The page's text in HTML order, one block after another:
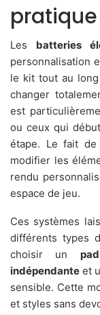
Les batteries
personnalisation
le kit tout au
changer
est
ou ceux qui
étape. Le fait
modifier les
rendu
espace de jeu.
Ces systèmes
différents types
choisir un
indépendante et
sensible. Cette
et styles sans